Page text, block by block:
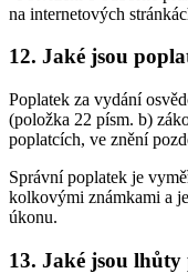
na internetových
12. Jaké jsou
Poplatek za vydání
(položka 22 písm. b)
poplatcích, ve znění
Správní poplatek je
kolkovými známkami a
úkonu.
13. Jaké jsou